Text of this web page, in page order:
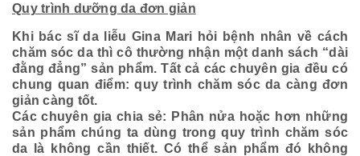
Quy trình dưỡng da đơn giản
Khi bác sĩ da liễu Gina Mari hỏi bệnh nhân về cách
chăm sóc da thì cô thường nhận một danh sách “dài
đằng đẳng” sản phẩm. Tất cả các chuyên gia đều có
chung quan điểm: quy trình chăm sóc da càng đơn
giản càng tốt.
Các chuyên gia chia sẻ: Phân nửa hoặc hơn những
sản phẩm chúng ta dùng trong quy trình chăm sóc
da là không cần thiết. Có thể sản phẩm đó không